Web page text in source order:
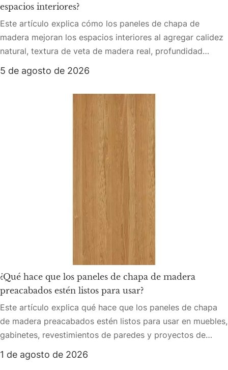
espacios interiores?
Este artículo explica cómo los paneles de chapa de
madera mejoran los espacios interiores al agregar calidez
natural, textura de veta de madera real, profundidad
visual, continuidad del diseño y un efecto de superficie
premium. Analiza cómo los paneles decorativos de chapa
de madera mejoran los interiores residenciales,
comerciales, de oficinas, minoristas, hoteles y atención
médica, al tiempo que explica cómo las diferentes
especies de madera, sustratos y superficies preacabadas
afectan el resultado final del diseño. El artículo también
proporciona tablas prácticas, un diagrama de flujo
horizontal, consejos de selección y orientación para elegir
las soluciones de paneles de enchapado de madera de GC
Panels para proyectos de interiores.
5 de agosto de 2026
¿Qué hace que los paneles de chapa de madera
preacabados estén listos para usar?
Este artículo explica qué hace que los paneles de chapa
de madera preacabados estén listos para usar en muebles,
gabinetes, revestimientos de paredes y proyectos de
interiores comerciales. Cubre acabados aplicados en
fábrica, lijado, revestimiento, protección UV, tratamiento
1 de agosto de 2026